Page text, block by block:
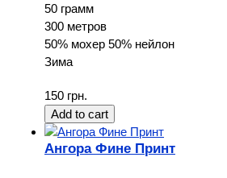
50 грамм
300 метров
50% мохер 50% нейлон
Зима
150 грн.
Ангора Фине Принт